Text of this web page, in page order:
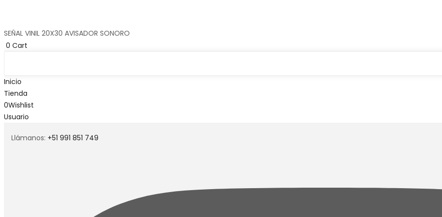
SEÑAL VINIL 20X30 AVISADOR SONORO
0 Cart
Inicio
Tienda
0Wishlist
Usuario
Llámanos: +51 991 851 749